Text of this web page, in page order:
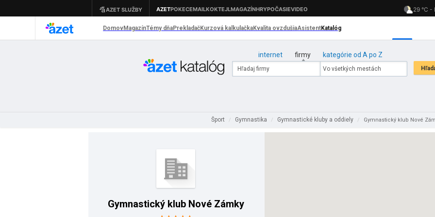
internet firmy kategórie od A po Z
Šport / Gymnastika / Gymnastické kluby a oddiely / Gymnastický klub Nové
Gymnastický klub Nové Zámky